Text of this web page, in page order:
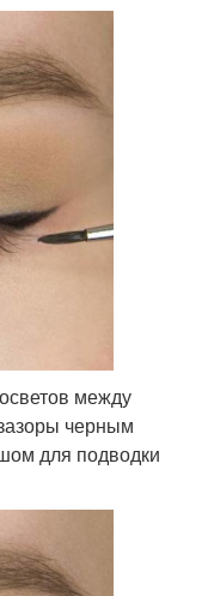
между
черным
для подводки